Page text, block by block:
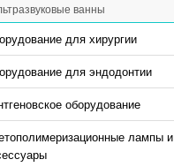
ванны
для хирургии
для эндодонтии
оборудование
лампы и